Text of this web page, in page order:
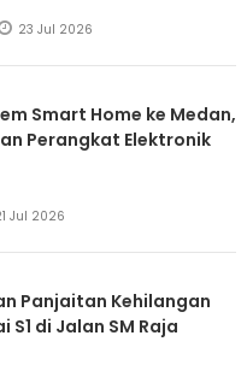
23 Jul 2026
Smart Home ke Medan,
Perangkat Elektronik
Jul 2026
Panjaitan Kehilangan
S1 di Jalan SM Raja